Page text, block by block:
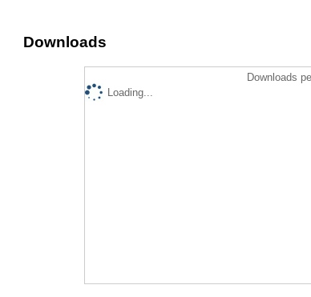
Downloads
Downloads
Loading...